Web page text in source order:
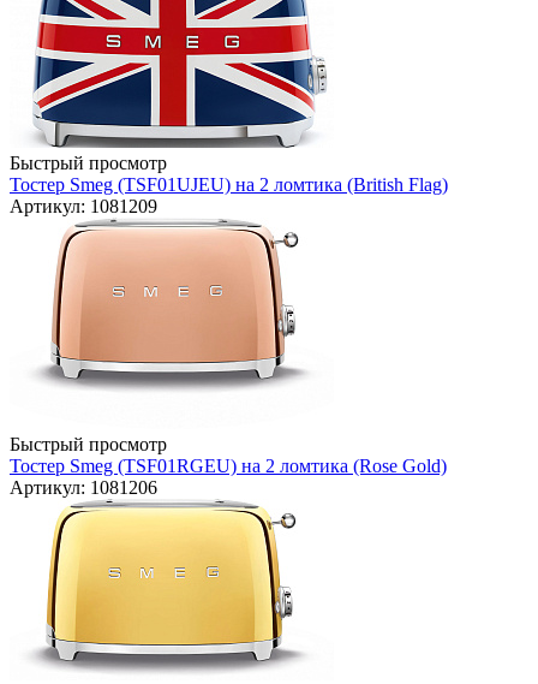
Быстрый просмотр
Тостер Smeg (TSF01UJEU) на 2 ломтика (British Flag)
Артикул: 1081209
Быстрый просмотр
Тостер Smeg (TSF01RGEU) на 2 ломтика (Rose Gold)
Артикул: 1081206